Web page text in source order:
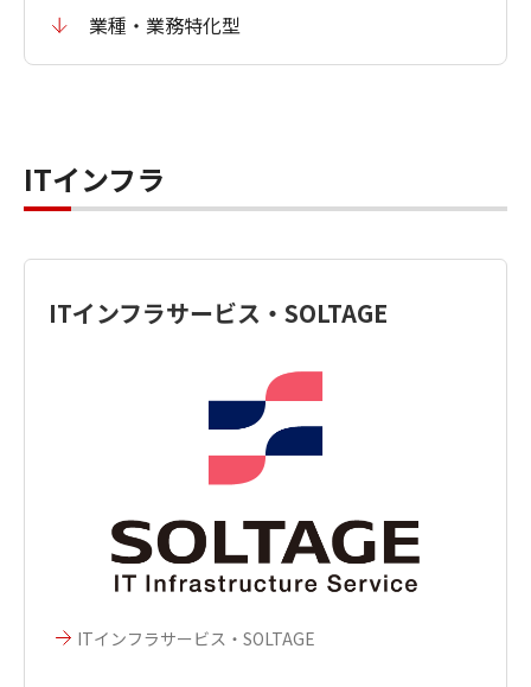
業種・業務特化型
ITインフラ
ITインフラサービス・SOLTAGE
ITインフラサービス・SOLTAGE